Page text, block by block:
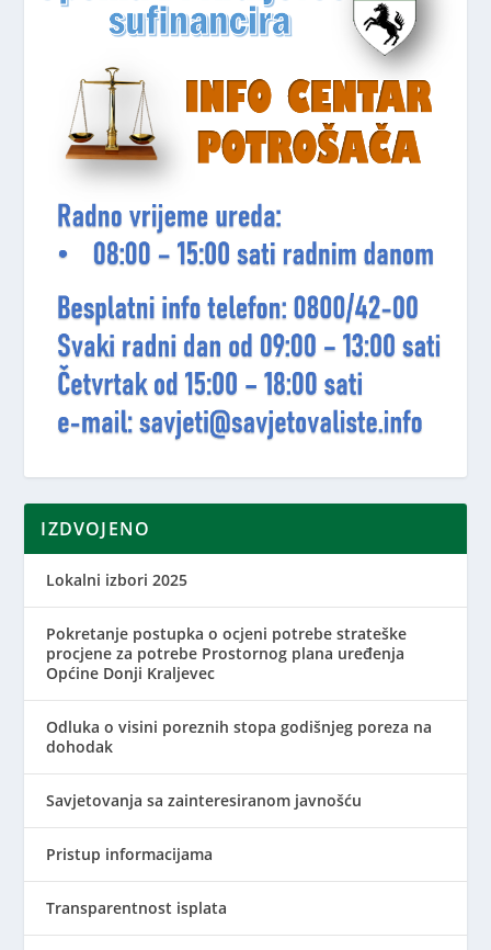
IZDVOJENO
Lokalni izbori 2025
Pokretanje postupka o ocjeni potrebe strateške
procjene za potrebe Prostornog plana uređenja
Općine Donji Kraljevec
Odluka o visini poreznih stopa godišnjeg poreza na
dohodak
Savjetovanja sa zainteresiranom javnošću
Pristup informacijama
Transparentnost isplata